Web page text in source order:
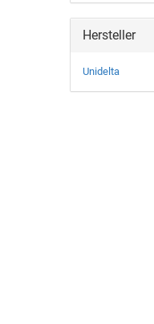
Hersteller
Unidelta